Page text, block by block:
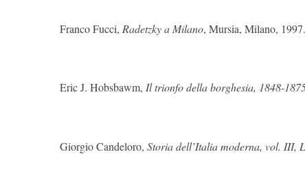
Franco Fucci, Radetzky a Milano, Mursia, Milano, 1997.
Eric J. Hobsbawm, Il trionfo della borghesia, 1848-
Giorgio Candeloro, Storia dell’Italia moderna, vol. III,